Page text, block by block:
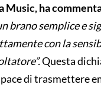
Music, ha
brano semplice e
con la
Questa
di trasmettere